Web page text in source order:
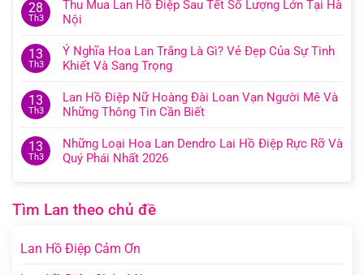
28
Th3
Thu Mua Lan Hồ Điệp Sau Tết Số Lượng Lớn Tại Hà
Nội
13
Th3
Ý Nghĩa Hoa Lan Trắng Là Gì? Vẻ Đẹp Của Sự Tinh
Khiết Và Sang Trọng
13
Th3
Lan Hồ Điệp Nữ Hoàng Đài Loan Vạn Người Mê Và
Những Thông Tin Cần Biết
13
Th3
Những Loại Hoa Lan Dendro Lai Hồ Điệp Rực Rỡ Và
Quý Phái Nhất 2026
Tìm Lan theo chủ đề
Lan Hồ Điệp Cảm Ơn